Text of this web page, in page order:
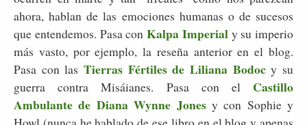
ahora, hablan de las emociones humanas o de sucesos
que entendemos. Pasa con Kalpa Imperialy su imperio
más vasto, por ejemplo, la reseña anterior en el blog.
Pasa con las Tierras Fértiles de Liliana Bodoc y su
guerra contra Misáianes. Pasa con el Castillo
Ambulante de Diana Wynne Jones y con Sophie y